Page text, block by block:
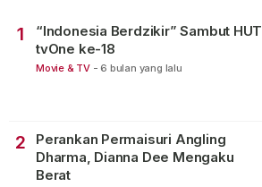
1
“Indonesia Berdzikir” Sambut HUT
tvOne ke-18
Movie & TV - 6 bulan yang lalu
2
Perankan Permaisuri Angling
Dharma, Dianna Dee Mengaku
Berat